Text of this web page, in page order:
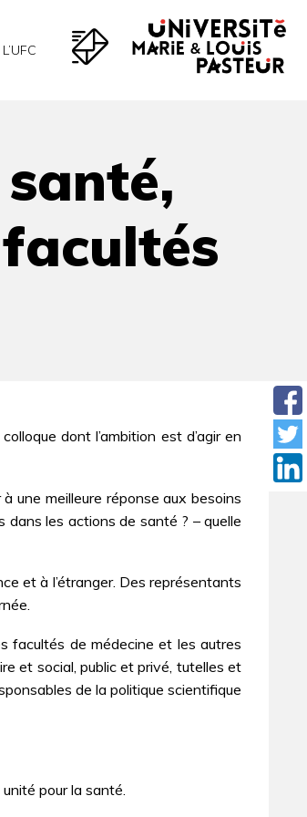
de médecine ?
dont l’ambition est d’agir en
une meilleure réponse aux besoins
les actions de santé ? – quelle
et à l’étranger. Des représentants
facultés de médecine et les autres
et social, public et privé, tutelles et
de la politique scientifique
pour la santé.